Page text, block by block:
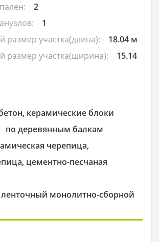
2
1
участка(длина):
18.04 м
размер участка(ширина):
15.14
керамические блоки
по деревянным балкам
черепица,
цементно-песчаная
ленточный монолитно-сборной